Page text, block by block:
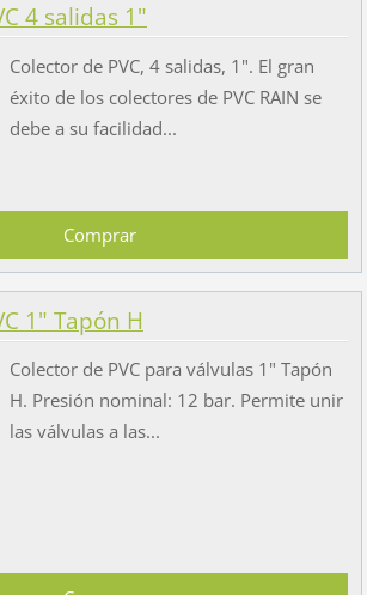
4 salidas 1"
Colector de PVC, 4 salidas, 1". El gran
éxito de los colectores de PVC RAIN se
debe a su facilidad...
1" Tapón H
Colector de PVC para válvulas 1" Tapón
H. Presión nominal: 12 bar. Permite unir
las válvulas a las...